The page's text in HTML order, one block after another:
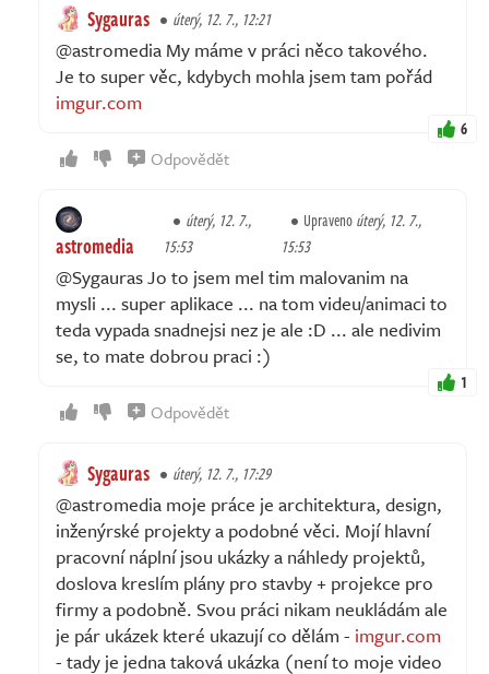
Sygauras úterý, 12. 7., 12:21
@astromedia My máme v práci něco takového.
Je to super věc, kdybych mohla jsem tam pořád
imgur.com
6
Odpovědět
astromedia
úterý, 12. 7.,
15:53
Upravenoúterý, 12. 7.,
15:53
@Sygauras Jo to jsem mel tim malovanim na
mysli ... super aplikace ... na tom videu/animaci to
teda vypada snadnejsi nez je ale :D ... ale nedivim
se, to mate dobrou praci :)
1
Odpovědět
Sygauras úterý, 12. 7., 17:29
@astromedia moje práce je architektura, design,
inženýrské projekty a podobné věci. Mojí hlavní
pracovní náplní jsou ukázky a náhledy projektů,
doslova kreslím plány pro stavby + projekce pro
firmy a podobně. Svou práci nikam neukládám ale
je pár ukázek které ukazují co dělám - imgur.com
- tady je jedna taková ukázka (není to moje video